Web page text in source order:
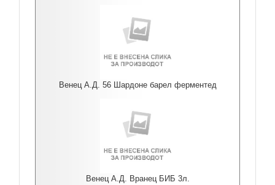
Венец А.Д. 56 Шардоне барел ферментед
Венец А.Д. Вранец БИБ 3л.